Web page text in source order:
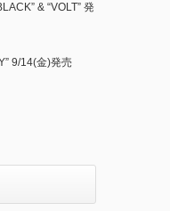
& “VOLT” 発
9/14(金)発売